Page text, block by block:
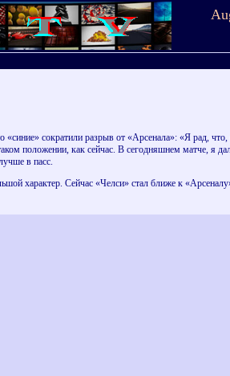
сократили разрыв от «Арсенала»: «Я рад,
положении, как сейчас. В сегодняшнем матче, я
в пасс.
характер. Сейчас «Челси» стал ближе к